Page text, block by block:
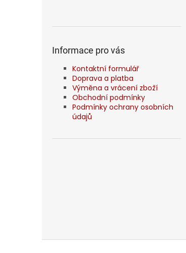
Informace pro vás
Kontaktní formulář
Doprava a platba
Výměna a vrácení zboží
Obchodní podmínky
Podmínky ochrany osobních
údajů